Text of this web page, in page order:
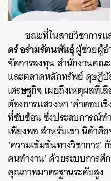
ขณะที่ในสายวิชาการแ
ดร์ อร่ามรัตนพันธุ์ผู้ช่วยผู้อํ
จัดการลงทุน สํานักงานคณ
และตลาดหลักทรัพย์ ดุษ
เศรษฐกิจ เผยถึงเหตุผลที่เ
ต้องการแสวงหา ‘คำตอบเ
ที่ซับซ้อน ซึ่งประสบการณ์ท
เพียงพอ สำหรับเขา นิด้าคื
‘ความเข้มข้นทางวิชาการ’
คนทำงาน’ ด้วยระบบการ
คุณภาพมาตรฐานระดับสูง